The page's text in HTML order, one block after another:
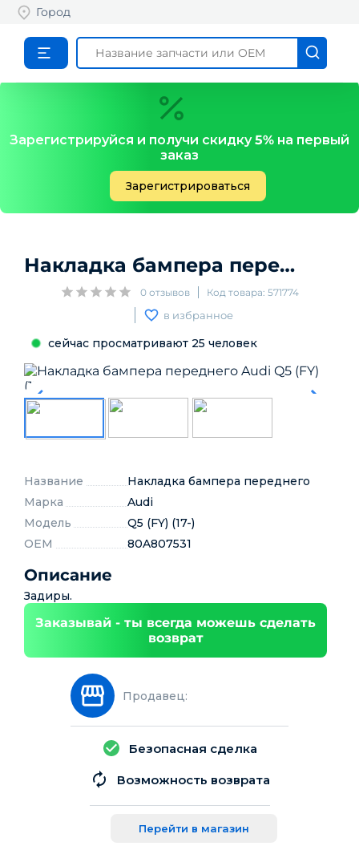
Город
Зарегистрируйся и получи скидку5% на первый
заказ
Зарегистрироваться
Накладка бампера переднего
0 отзывов Код товара: 571774
в избранное
сейчас просматривают 25 человек
Название
Накладка бампера переднего
Марка
Audi
Модель
Q5 (FY) (17-)
OEM
80A807531
Описание
Задиры.
Заказывай - ты всегда можешь сделать
возврат
Продавец:
Безопасная сделка
Возможность возврата
Перейти в магазин